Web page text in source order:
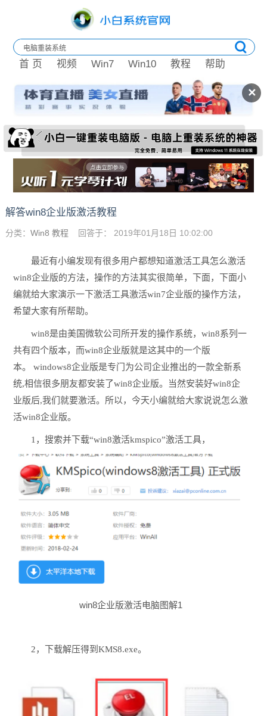
✕
首 页 视频 Win7 Win10 教程 帮助
解答win8企业版激活教程
分类： Win8 教程 回答于： 2019年01月18日 10:02:00
最近有小编发现有很多用户都想知道激活工具怎么激活
win8企业版的方法，操作的方法其实很简单，下面，下面小
编就给大家演示一下激活工具激活win7企业版的操作方法，
希望大家有所帮助。
win8是由美国微软公司所开发的操作系统，win8系列一
共有四个版本，而win8企业版就是这其中的一个版
本。 windows8企业版是专门为公司企业推出的一款全新系
统,相信很多朋友都安装了win8企业版。当然安装好win8企
业版后,我们就要激活。所以，今天小编就给大家说说怎么激
活win8企业版。
1，搜索并下载“win8激活kmspico”激活工具，
win8企业版激活电脑图解1
2，下载解压得到KMS8.exe。